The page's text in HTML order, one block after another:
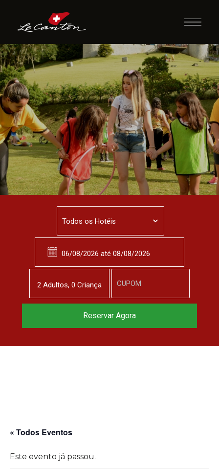
Atividades
Recreativas
« Todos Eventos
Este evento já passou.
2 Adultos, 0 Criança
Reservar Agora